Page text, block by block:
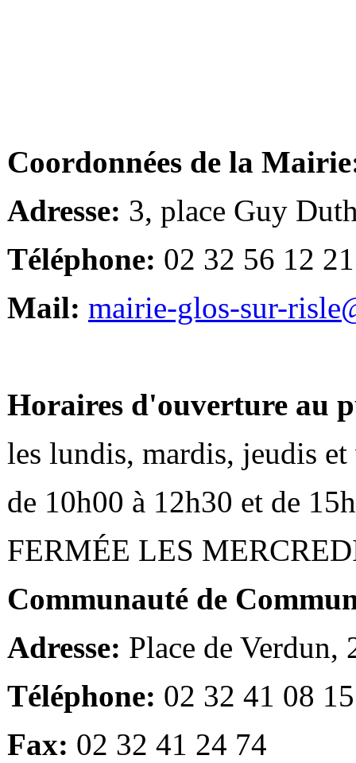
Coordonnées de la
Adresse: 3, place Guy
Téléphone: 02 32 56 12 21
Mail: mairie-glos-sur-
Horaires d'ouverture au
les lundis, mardis, jeudis et
de 10h00 à 12h30 et de
FERMÉE LES
Communauté de
Adresse: Place de Verdun,
Téléphone: 02 32 41 08 15
Fax: 02 32 41 24 74